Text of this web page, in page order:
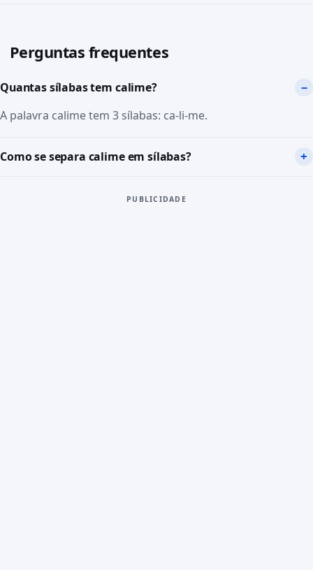
Perguntas frequentes
Quantas sílabas tem calime?
A palavra calime tem 3 sílabas: ca-li-me.
Como se separa calime em sílabas?
PUBLICIDADE